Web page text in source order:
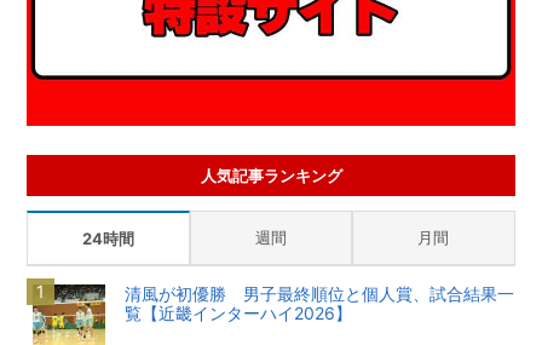
人気記事ランキング
24時間 週間 月間
清風が初優勝 男子最終順位と個人賞、試合結果一
覧【近畿インターハイ2026】